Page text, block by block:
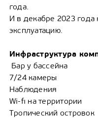
года.
И в декабре 2023 года
эксплуатацию.
Инфраструктура
Бар у бассейна
7/24 камеры
Наблюдения
Wi-fı на территории
Тропический островок